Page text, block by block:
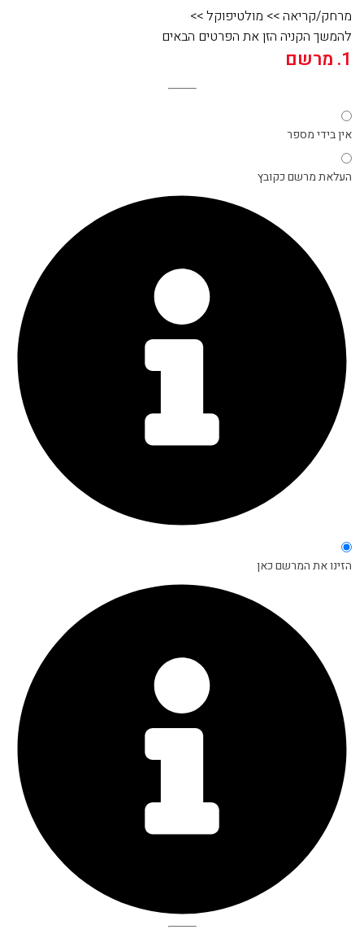
מרחק/קריאה>> מולטיפוקל>>
להמשך הקניה הזן את הפרטים הבאים
1. מרשם
אין בידי מספר
העלאת מרשם כקובץ
הזינו את המרשם כאן